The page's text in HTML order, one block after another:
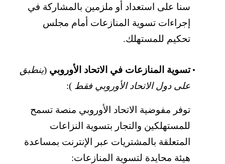
سنا على استعداد أو ملزمين بالمشاركة في
إجراءات تسوية المنازعات أمام مجلس
تحكيم للمستهلك.
تسوية المنازعات في الاتحاد الأوروبي (ينطبق
على دول الاتحاد الأوروبي فقط ):
توفر مفوضية الاتحاد الأوروبي منصة تسمح
للمستهلكين والتجار بتسوية النزاعات
المتعلقة بالمشتريات عبر الإنترنت بمساعدة
هيئة محايدة لتسوية المنازعات: